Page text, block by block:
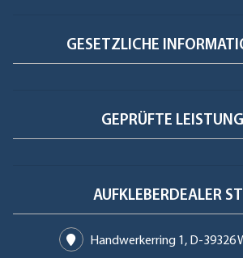
GESETZLICHE
GEPRÜFTE LEISTUNG
AUFKLEBERDEALER
Handwerkerring 1, D-39326